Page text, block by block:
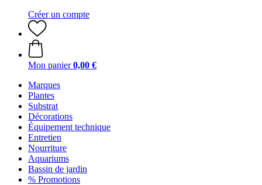
Créer un compte
Mon panier 0,00 €
Marques
Plantes
Substrat
Décorations
Équipement technique
Entretien
Nourriture
Aquariums
Bassin de jardin
% Promotions